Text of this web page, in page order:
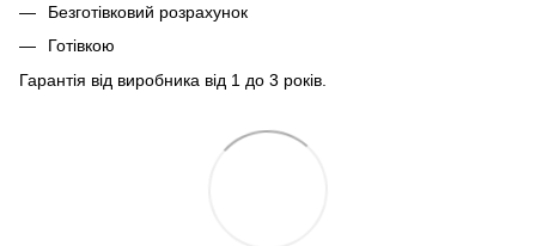
Безготівковий розрахунок
Готівкою
Гарантія від виробника від 1 до 3 років.